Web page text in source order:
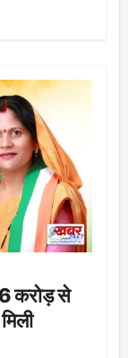
करोड़ से